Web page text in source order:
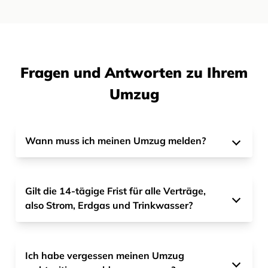
Fragen und Antworten zu Ihrem
Umzug
Wann muss ich meinen Umzug melden?
Gilt die 14-tägige Frist für alle Verträge,
also Strom, Erdgas und Trinkwasser?
Ich habe vergessen meinen Umzug